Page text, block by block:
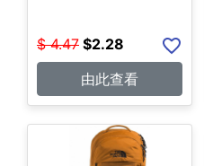
$ 4.47 $2.28
由此查看